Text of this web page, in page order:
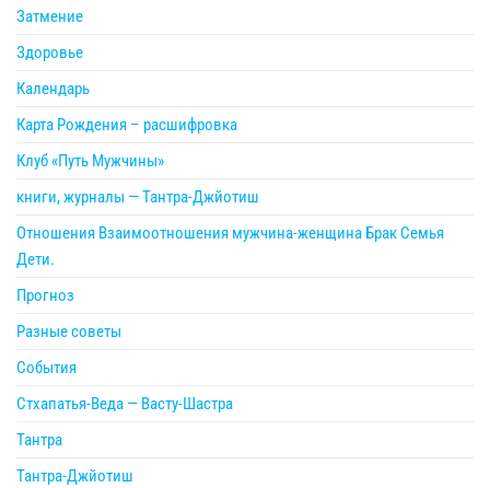
Затмение
Здоровье
Календарь
Карта Рождения – расшифровка
Клуб «Путь Мужчины»
книги, журналы — Тантра-Джйотиш
Отношения Взаимоотношения мужчина-женщина Брак Семья
Дети.
Прогноз
Разные советы
События
Стхапатья-Веда — Васту-Шастра
Тантра
Тантра-Джйотиш